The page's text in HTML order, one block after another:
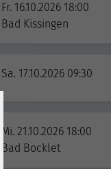
Fr. 16.10.2026 18:00
Bad Kissingen
Sa. 17.10.2026 09:30
Mi. 21.10.2026 18:00
Bad Bocklet